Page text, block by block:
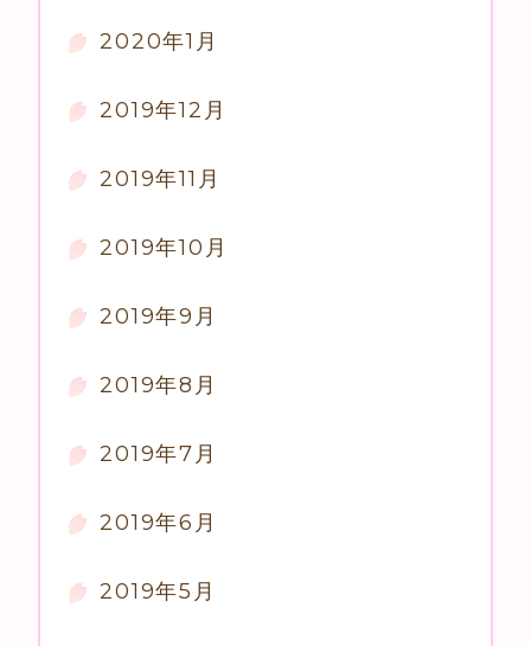
2020年1月
2019年12月
2019年11月
2019年10月
2019年9月
2019年8月
2019年7月
2019年6月
2019年5月